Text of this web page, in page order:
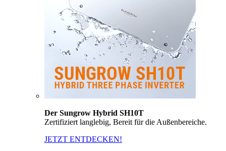
Der Sungrow Hybrid SH10T
Zertifiziert langlebig, Bereit für die Außenbereiche.
JETZT ENTDECKEN!